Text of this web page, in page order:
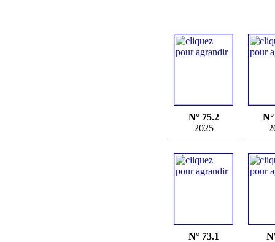
N° 75.2
2025
N° 73.1